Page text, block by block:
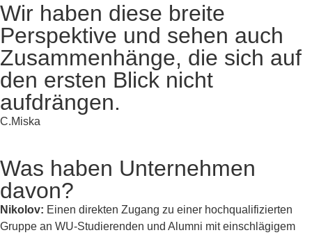
Wir haben diese breite
Perspektive und sehen auch
Zusammenhänge, die sich auf
den ersten Blick nicht
aufdrängen.
C.Miska
Was haben Unternehmen
davon?
Nikolov: Einen direkten Zugang zu einer hochqualifizierten
Gruppe an WU-Studierenden und Alumni mit einschlägigem